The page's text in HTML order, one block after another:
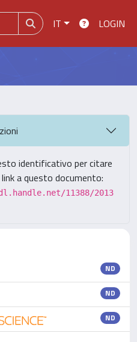
IT LOGIN
identificativo per citare
a questo documento:
11388/2013
ND
ND
ND